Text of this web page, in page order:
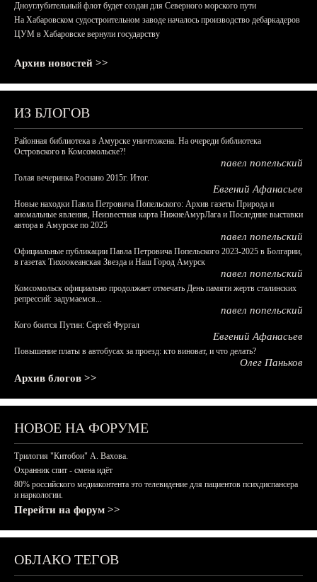
Дноуглубительный флот будет создан для Северного морского пути
На Хабаровском судостроительном заводе началось производство дебаркадеров
ЦУМ в Хабаровске вернули государству
Архив новостей >>
ИЗ БЛОГОВ
Районная библиотека в Амурске уничтожена. На очереди библиотека
Островского в Комсомольске?!
павел попельский
Голая вечеринка Роснано 2015г. Итог.
Евгений Афанасьев
Новые находки Павла Петровича Попельского: Архив газеты Природа и
аномальные явления, Неизвестная карта НижнеАмурЛага и Последние выставки
автора в Амурске по 2025
павел попельский
Официальные публикации Павла Петровича Попельского 2023-2025 в Болгарии,
в газетах Тихоокеанская Звезда и Наш Город Амурск
павел попельский
Комсомольск официально продолжает отмечать День памяти жертв сталинских
репрессий: задумаемся...
павел попельский
Кого боится Путин: Сергей Фургал
Евгений Афанасьев
Повышение платы в автобусах за проезд: кто виноват, и что делать?
Олег Паньков
Архив блогов >>
НОВОЕ НА ФОРУМЕ
Трилогия "Китобои" А. Вахова.
Охранник спит - смена идёт
80% российского медиаконтента это телевидение для пациентов психдиспансера
и наркологии.
Перейти на форум >>
ОБЛАКО ТЕГОВ